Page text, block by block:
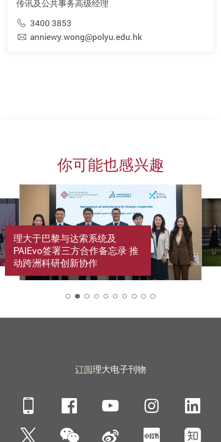
传讯及公共事务高级经理
3400 3853
anniewy.wong@polyu.edu.hk
你可能也感兴趣
理大于巴黎与达索系统及
PAIEvo签署三方合作备忘录 推
动跨洲科研创新协作
订阅理大电子刊物
Mobile FacebookYouTube
Twitter微信 新浪微博小红书知